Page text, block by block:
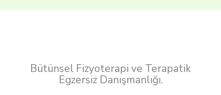
Bütünsel Fizyoterapi ve Terapatik
Egzersiz Danışmanlığı.